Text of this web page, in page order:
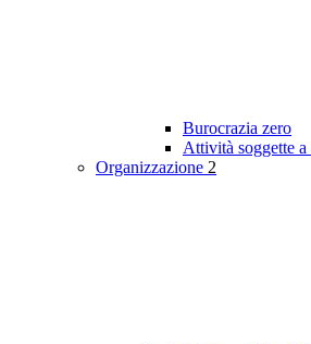
Burocrazia zero
Attività soggette
Organizzazione 2